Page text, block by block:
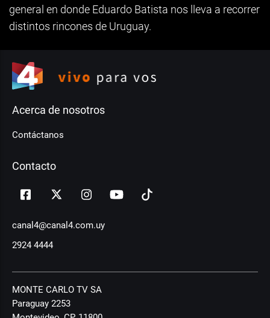
general en donde Eduardo Batista nos lleva a recorrer
distintos rincones de Uruguay.
Acerca de nosotros
Contáctanos
Contacto
canal4@canal4.com.uy
2924 4444
MONTE CARLO TV SA
Paraguay 2253